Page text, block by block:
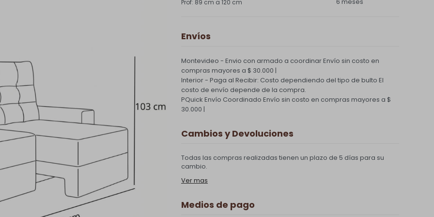
89 cm a 120 cm
Envíos
Montevideo - Envio con armado a coordinarEnvío sin costo en
compras mayores a $ 30.000 |
Interior - Paga al Recibir: Costo dependiendo del tipo de bulto El
costo de envío depende de la compra.
PQuick Envío Coordinado Envío sin costo en compras mayores a $
30.000 |
Cambios y Devoluciones
Todas las compras realizadas tienen un plazo de 5 días para su
cambio.
Ver mas
Medios de pago